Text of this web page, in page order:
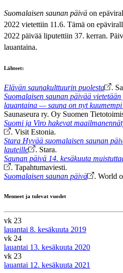
Suomalaisen saunan päivä on
2022 vietettiin 11.6. Tämä on
2022 päivää liputettiin 37. kerran.
lauantaina.
Lähteet:
Elävän saunakulttuurin puolesta
.
Suomalaisen saunan päivää
lauantaina — sauna on nyt
Saunaseura ry. Oy Suomen
Suomi ja Viro hakevat
. Visit Estonia.
Stara Hyvää suomalaisen saunan
lauteille
. Stara.
Saunan päivä 14. kesäkuuta
. Tapahtumaviesti.
Suomalaisen saunan päivä
. World
Menneet ja tulevat vuodet
vk 23
lauantai 8. kesäkuuta 2019
vk 24
lauantai 13. kesäkuuta 2020
vk 23
lauantai 12. kesäkuuta 2021